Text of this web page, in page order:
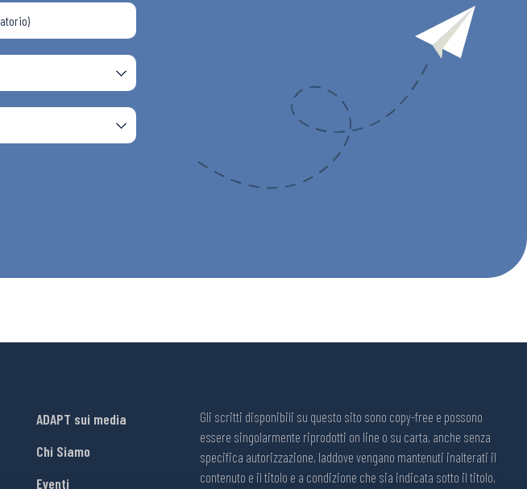
ADAPT sui media
Chi Siamo
Eventi
Gli scritti disponibili su questo sito sono copy-free e possono
essere singolarmente riprodotti on line o su carta, anche senza
specifica autorizzazione, laddove vengano mantenuti inalterati il
contenuto e il titolo e a condizione che sia indicata sotto il titolo,